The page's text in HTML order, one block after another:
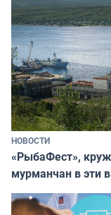
НОВОСТИ
«РыбаФест»,
мурманчан в эти